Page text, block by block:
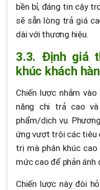
bền bỉ, đáng tin cậy
sẽ sẵn lòng trả giá
dài với thương hiệu.
3.3. Định giá
khúc khách
Chiến lược nhắm
năng chi trả cao
phẩm/dịch vụ.
ứng vượt trội các tiêu
trị mà phân khúc
mức cao để phản ánh
Chiến lược này đòi